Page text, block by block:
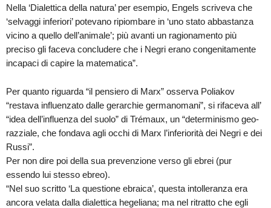
Nella ‘Dialettica della natura’ per esempio, Engels scriveva che
‘selvaggi inferiori’ potevano ripiombare in ‘uno stato abbastanza
vicino a quello dell’animale’; più avanti un ragionamento più
preciso gli faceva concludere che i Negri erano congenitamente
incapaci di capire la matematica”.
Per quanto riguarda “il pensiero di Marx” osserva Poliakov
“restava influenzato dalle gerarchie germanomani”, si rifaceva all’
“idea dell’influenza del suolo” di Trémaux, un “determinismo geo-
razziale, che fondava agli occhi di Marx l’inferiorità dei Negri e dei
Russi”.
Per non dire poi della sua prevenzione verso gli ebrei (pur
essendo lui stesso ebreo).
“Nel suo scritto ‘La questione ebraica’, questa intolleranza era
ancora velata dalla dialettica hegeliana; ma nel ritratto che egli